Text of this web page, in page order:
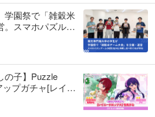
学園祭で「雑穀米
。スマホパズルゲ
約75名が参加
の子】Puzzle
プガチャ[レイニ
ピックアップキ
場！